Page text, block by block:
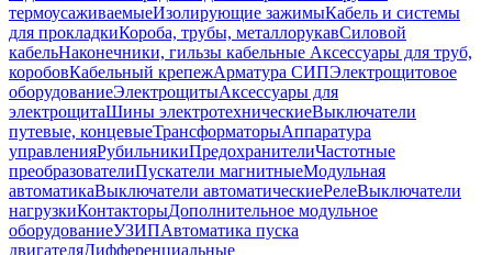
термоусаживаемыеИзолирующие зажимыКабель и системы
для прокладкиКороба, трубы, металлорукавСиловой
кабельНаконечники, гильзы кабельные Аксессуары для труб,
коробовКабельный крепежАрматура СИПЭлектрощитовое
оборудованиеЭлектрощитыАксессуары для
электрощитаШины электротехническиеВыключатели
путевые, концевыеТрансформаторыАппаратура
управленияРубильникиПредохранителиЧастотные
преобразователиПускатели магнитныеМодульная
автоматикаВыключатели автоматическиеРелеВыключатели
нагрузкиКонтакторыДополнительное модульное
оборудованиеУЗИПАвтоматика пуска
двигателяДифференциальные